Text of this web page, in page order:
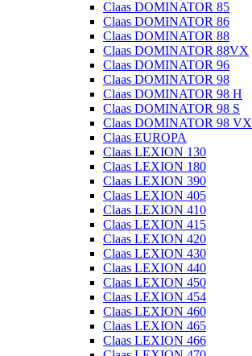
Claas DOMINATOR 85
Claas DOMINATOR 86
Claas DOMINATOR 88
Claas DOMINATOR 88VX
Claas DOMINATOR 96
Claas DOMINATOR 98
Claas DOMINATOR 98 H
Claas DOMINATOR 98 S
Claas DOMINATOR 98 VX
Claas EUROPA
Claas LEXION 130
Claas LEXION 180
Claas LEXION 390
Claas LEXION 405
Claas LEXION 410
Claas LEXION 415
Claas LEXION 420
Claas LEXION 430
Claas LEXION 440
Claas LEXION 450
Claas LEXION 454
Claas LEXION 460
Claas LEXION 465
Claas LEXION 466